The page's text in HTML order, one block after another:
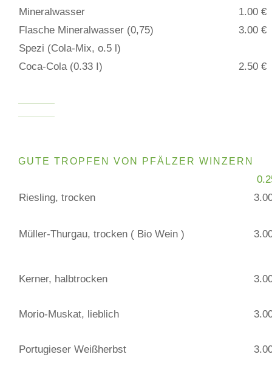
Mineralwasser
1.00 €
Flasche Mineralwasser (0,75)
3.00 €
Spezi (Cola-Mix, o.5 l)
Coca-Cola (0.33 I)
2.50 €
GUTE TROPFEN VON PFÄLZER WINZERN
Riesling, trocken
Müller-Thurgau, trocken ( Bio Wein )
Kerner, halbtrocken
Morio-Muskat, lieblich
Portugieser Weißherbst